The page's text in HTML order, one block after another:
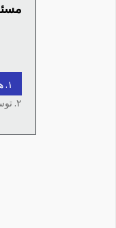
۱. همه گیری ویروس کرونا
۲. توسعه پایدار